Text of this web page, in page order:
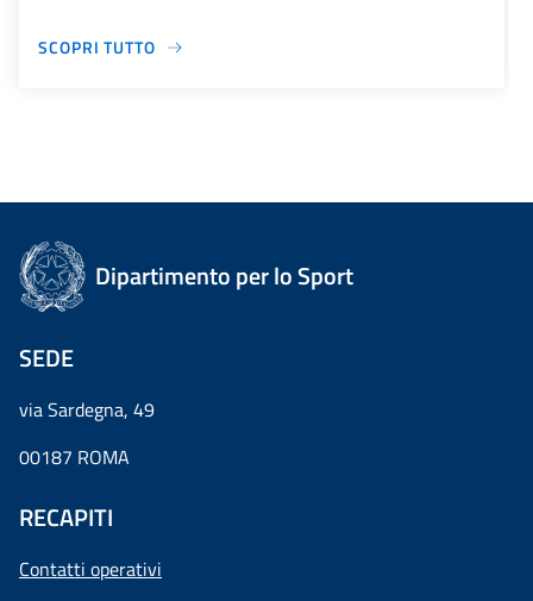
SCOPRI TUTTO
Dipartimento per lo Sport
SEDE
via Sardegna, 49
00187 ROMA
RECAPITI
Contatti operativi